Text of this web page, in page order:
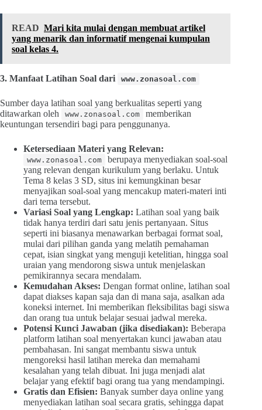
READ Mari kita mulai dengan membuat artikel
yang menarik dan informatif mengenai kumpulan
soal kelas 4.
3. Manfaat Latihan Soal dari www.zonasoal.com
Sumber daya latihan soal yang berkualitas seperti yang
ditawarkan oleh
www.zonasoal.com
memberikan
keuntungan tersendiri bagi para penggunanya.
Ketersediaan Materi yang Relevan:
www.zonasoal.com
berupaya menyediakan soal-soal
yang relevan dengan kurikulum yang berlaku. Untuk
Tema 8 kelas 3 SD, situs ini kemungkinan besar
menyajikan soal-soal yang mencakup materi-materi inti
dari tema tersebut.
Variasi Soal yang Lengkap: Latihan soal yang baik
tidak hanya terdiri dari satu jenis pertanyaan. Situs
seperti ini biasanya menawarkan berbagai format soal,
mulai dari pilihan ganda yang melatih pemahaman
cepat, isian singkat yang menguji ketelitian, hingga soal
uraian yang mendorong siswa untuk menjelaskan
pemikirannya secara mendalam.
Kemudahan Akses: Dengan format online, latihan soal
dapat diakses kapan saja dan di mana saja, asalkan ada
koneksi internet. Ini memberikan fleksibilitas bagi siswa
dan orang tua untuk belajar sesuai jadwal mereka.
Potensi Kunci Jawaban (jika disediakan): Beberapa
platform latihan soal menyertakan kunci jawaban atau
pembahasan. Ini sangat membantu siswa untuk
mengoreksi hasil latihan mereka dan memahami
kesalahan yang telah dibuat. Ini juga menjadi alat
belajar yang efektif bagi orang tua yang mendampingi.
Gratis dan Efisien: Banyak sumber daya online yang
menyediakan latihan soal secara gratis, sehingga dapat